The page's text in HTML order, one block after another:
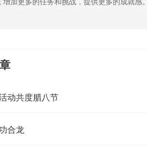
动共度腊八节
合龙